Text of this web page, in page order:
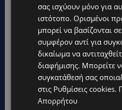
ΣΥΛΛΗΨΕΙΣ: 161 οδηγοί με
μία νύχτα – Η παράβαση
ελέγχους
STORIES
ΓΕΝΕΘΛΙΟΣ ΗΜΕΡΑ: Η
Οι άνθρωποι και οι
ιστορία
STORIES
σας ισχύουν μόνο για
ιστότοπο. Ορισμένοι
μπορεί να βασίζονται
συμφέρον αντί για
δικαίωμα να
διαφήμισης. Μπορείτε
συγκατάθεσή σας
στις Ρυθμίσεις cookies.
Απορρήτου